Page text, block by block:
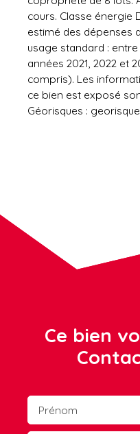
cours. Classe énergie
estimé des dépenses
usage standard :
années 2021, 2022 et
compris). Les
ce bien est exposé
Géorisques :
Ce bien
Prénom